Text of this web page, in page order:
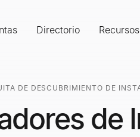
Directorio Recursos
DE DESCUBRIMIENTO DE
de